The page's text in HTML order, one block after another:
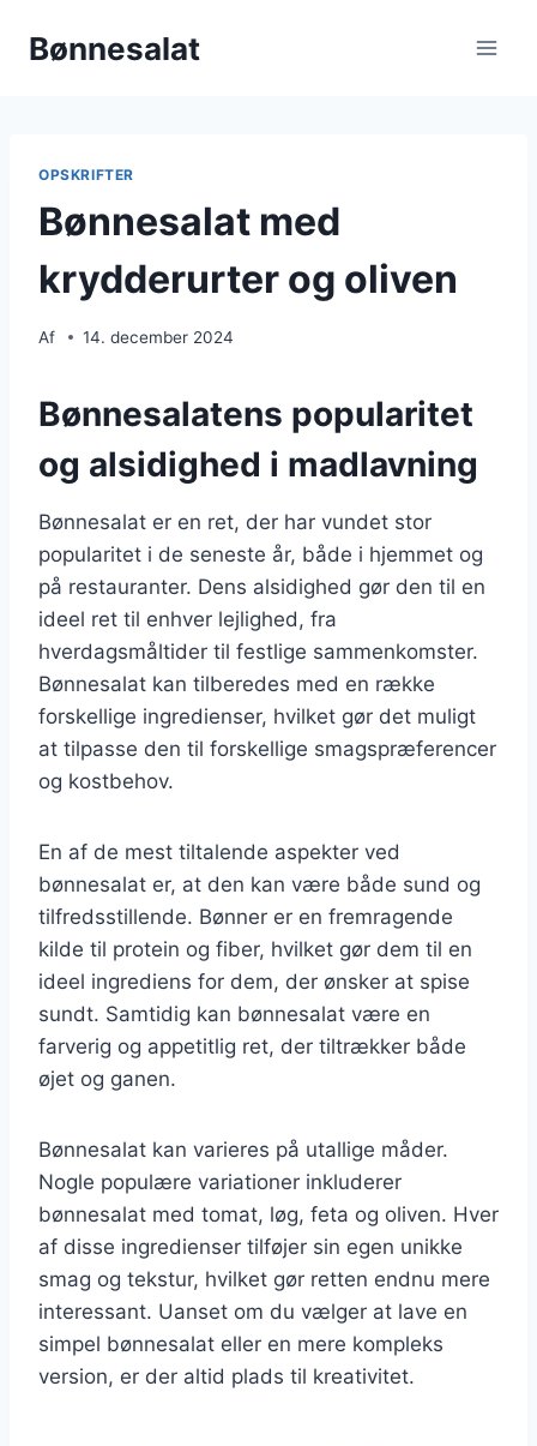
Bønnesalat
OPSKRIFTER
Bønnesalat med
krydderurter og oliven
Af 14. december 2024
Bønnesalatens popularitet
og alsidighed i madlavning
Bønnesalat er en ret, der har vundet stor
popularitet i de seneste år, både i hjemmet og
på restauranter. Dens alsidighed gør den til en
ideel ret til enhver lejlighed, fra
hverdagsmåltider til festlige sammenkomster.
Bønnesalat kan tilberedes med en række
forskellige ingredienser, hvilket gør det muligt
at tilpasse den til forskellige smagspræferencer
og kostbehov.
En af de mest tiltalende aspekter ved
bønnesalat er, at den kan være både sund og
tilfredsstillende. Bønner er en fremragende
kilde til protein og fiber, hvilket gør dem til en
ideel ingrediens for dem, der ønsker at spise
sundt. Samtidig kan bønnesalat være en
farverig og appetitlig ret, der tiltrækker både
øjet og ganen.
Bønnesalat kan varieres på utallige måder.
Nogle populære variationer inkluderer
bønnesalat med tomat, løg, feta og oliven. Hver
af disse ingredienser tilføjer sin egen unikke
smag og tekstur, hvilket gør retten endnu mere
interessant. Uanset om du vælger at lave en
simpel bønnesalat eller en mere kompleks
version, er der altid plads til kreativitet.